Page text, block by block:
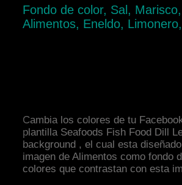
Fondo de color, Sal,
Alimentos, Eneldo, Limonero,
Cambia los colores de tu
plantilla Seafoods Fish Food Dill
background , el cual esta
imagen de Alimentos como fondo
colores que contrastan con esta